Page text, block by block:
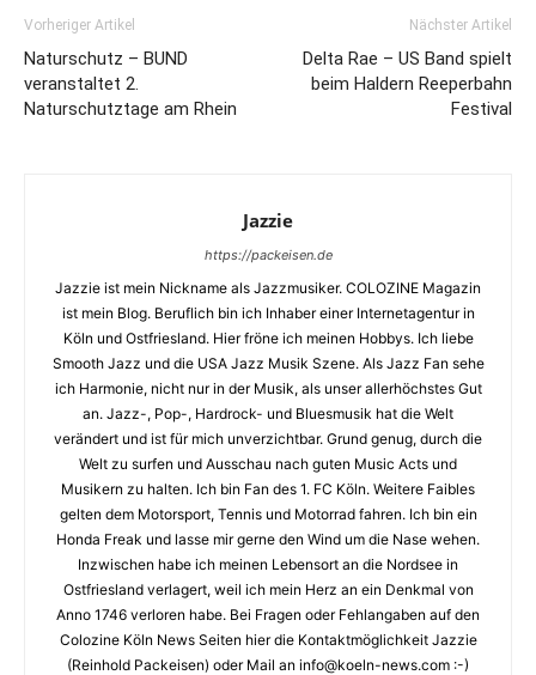
Vorheriger Artikel
Naturschutz – BUND
veranstaltet 2.
Naturschutztage am Rhein
Nächster Artikel
Delta Rae – US Band spielt
beim Haldern Reeperbahn
Festival
Jazzie
https://packeisen.de
Jazzie ist mein Nickname als Jazzmusiker. COLOZINE Magazin
ist mein Blog. Beruflich bin ich Inhaber einer Internetagentur in
Köln und Ostfriesland. Hier fröne ich meinen Hobbys. Ich liebe
Smooth Jazz und die USA Jazz Musik Szene. Als Jazz Fan sehe
ich Harmonie, nicht nur in der Musik, als unser allerhöchstes Gut
an. Jazz-, Pop-, Hardrock- und Bluesmusik hat die Welt
verändert und ist für mich unverzichtbar. Grund genug, durch die
Welt zu surfen und Ausschau nach guten Music Acts und
Musikern zu halten. Ich bin Fan des 1. FC Köln. Weitere Faibles
gelten dem Motorsport, Tennis und Motorrad fahren. Ich bin ein
Honda Freak und lasse mir gerne den Wind um die Nase wehen.
Inzwischen habe ich meinen Lebensort an die Nordsee in
Ostfriesland verlagert, weil ich mein Herz an ein Denkmal von
Anno 1746 verloren habe. Bei Fragen oder Fehlangaben auf den
Colozine Köln News Seiten hier die Kontaktmöglichkeit Jazzie
(Reinhold Packeisen) oder Mail an info@koeln-news.com :-)